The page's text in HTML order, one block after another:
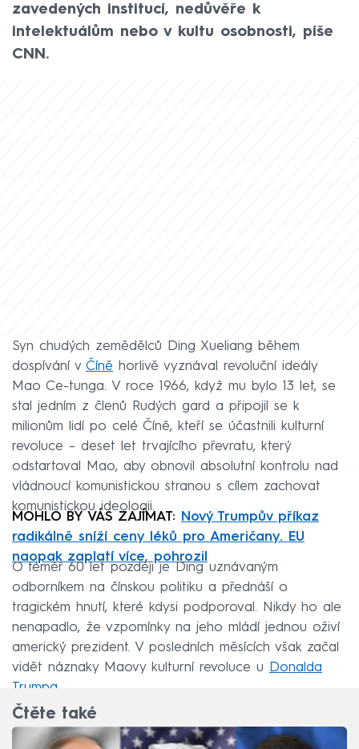
zavedených institucí, nedůvěře k
intelektuálům nebo v kultu osobnosti, píše
CNN.
Syn chudých zemědělců Ding Xueliang během
dospívání v Číně horlivě vyznával revoluční ideály
Mao Ce-tunga. V roce 1966, když mu bylo 13 let, se
stal jedním z členů Rudých gard a připojil se k
milionům lidí po celé Číně, kteří se účastnili kulturní
revoluce – deset let trvajícího převratu, který
odstartoval Mao, aby obnovil absolutní kontrolu nad
vládnoucí komunistickou stranou s cílem zachovat
komunistickou ideologii.
MOHLO BY VÁS ZAJÍMAT: Nový Trumpův příkaz
radikálně sníží ceny léků pro Američany. EU
naopak zaplatí více, pohrozil
O téměř 60 let později je Ding uznávaným
odborníkem na čínskou politiku a přednáší o
tragickém hnutí, které kdysi podporoval. Nikdy ho ale
nenapadlo, že vzpomínky na jeho mládí jednou oživí
americký prezident. V posledních měsících však začal
vidět náznaky Maovy kulturní revoluce u Donalda
Trumpa
Čtěte také